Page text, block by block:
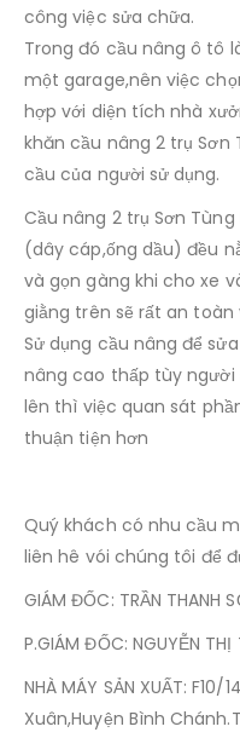
công việc sửa chữa.
Trong đó cầu nâng ô tô
một garage,nên việc
hợp với diện tích nhà
khăn cầu nâng 2 trụ Sơn
cầu của người sử dụng.
Cầu nâng 2 trụ Sơn
(dây cáp,ống dầu) đều
và gọn gàng khi cho xe
giằng trên sẽ rất an
Sử dụng cầu nâng để
nâng cao thấp tùy
lên thì việc quan sát
thuận tiện hơn
Quý khách có nhu cầu
liên hê vói chúng tôi để
GIÁM ĐỐC: TRẦN THANH
P.GIÁM ĐỐC: NGUYỄN
NHÀ MÁY SẢN XUẤT:
Xuân,Huyện Bình